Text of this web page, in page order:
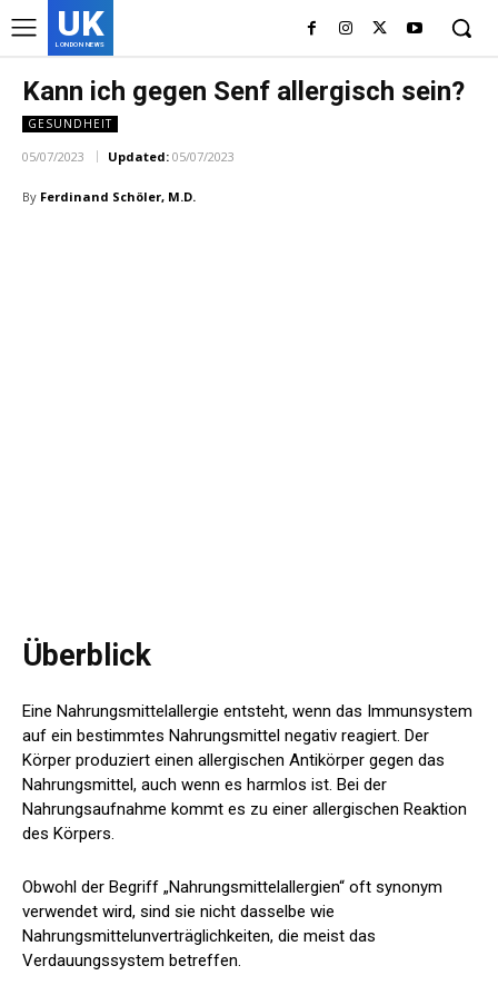
UK
LONDON NEWS
Kann ich gegen Senf allergisch sein?
GESUNDHEIT
05/07/2023 Updated: 05/07/2023
By Ferdinand Schöler, M.D.
Überblick
Eine Nahrungsmittelallergie entsteht, wenn das Immunsystem
auf ein bestimmtes Nahrungsmittel negativ reagiert. Der
Körper produziert einen allergischen Antikörper gegen das
Nahrungsmittel, auch wenn es harmlos ist. Bei der
Nahrungsaufnahme kommt es zu einer allergischen Reaktion
des Körpers.
Obwohl der Begriff „Nahrungsmittelallergien“ oft synonym
verwendet wird, sind sie nicht dasselbe wie
Nahrungsmittelunverträglichkeiten, die meist das
Verdauungssystem betreffen.